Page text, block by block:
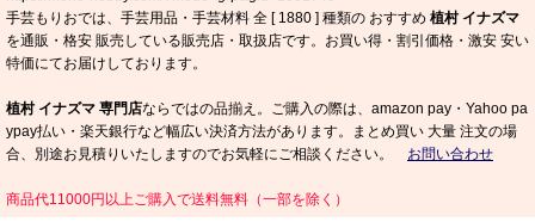
手芸もりおでは、手芸用品・手芸材料 全 [ 1880 ] 種類の おすすめ 植村 イナズマ
を通販・格安 販売している販売店・取扱店です。お買い得・割引価格・激安 安い
特価にてお届けしております。
植村 イナズマ 専門店ならではの品揃え。ご購入の際は、amazon pay・Yahoo pa
ypay払い・楽天銀行など幅広い決済方法があります。まとめ買い 大量 注文の場
合、別途お見積りいたしますのでお気軽にご相談ください。 お問い合わせ
商品代11000円以上ご購入で送料無料（一部を除く）